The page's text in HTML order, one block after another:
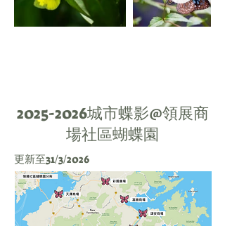
​2025-2026城市蝶影​@領展商
場社區蝴蝶園
更新至31/3/2026